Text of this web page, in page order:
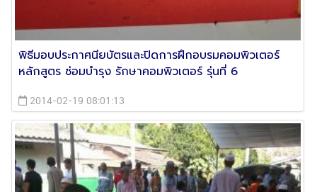
พิธีมอบประกาศนียบัตรและปิดการฝึกอบรมคอมพิวเตอร์
หลักสูตร ซ่อมบำรุง รักษาคอมพิวเตอร์ รุ่นที่ 6
2014-02-19 08:01:13